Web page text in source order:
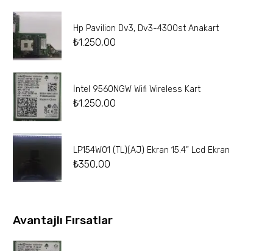
Hp Pavilion Dv3, Dv3-4300st Anakart
₺1.250,00
İntel 9560NGW Wifi Wireless Kart
₺1.250,00
LP154W01 (TL)(AJ) Ekran 15.4” Lcd Ekran
₺350,00
Avantajlı Fırsatlar